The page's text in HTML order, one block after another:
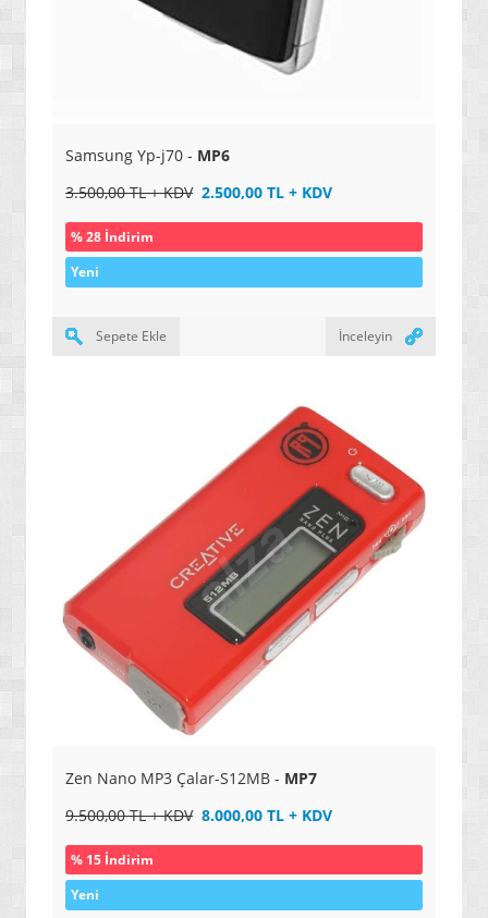
Samsung Yp-j70 - MP6
3.500,00 TL + KDV 2.500,00 TL + KDV
% 28 İndirim
Yeni
Sepete Ekle İnceleyin
Zen Nano MP3 Çalar-S12MB - MP7
9.500,00 TL + KDV 8.000,00 TL + KDV
% 15 İndirim
Yeni